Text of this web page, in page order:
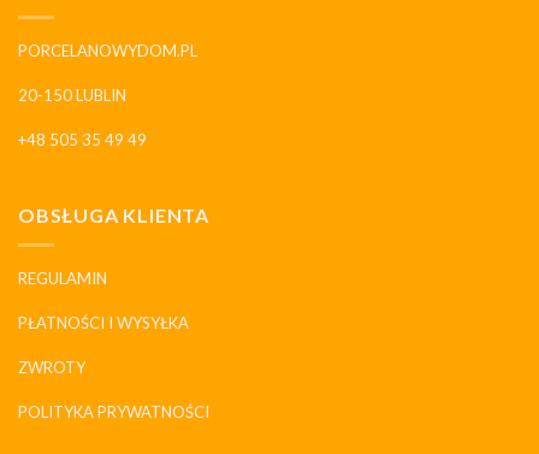
PORCELANOWYDOM.PL
20-150 LUBLIN
+48 505 35 49 49
OBSŁUGA KLIENTA
REGULAMIN
PŁATNOŚCI I WYSYŁKA
ZWROTY
POLITYKA PRYWATNOŚCI